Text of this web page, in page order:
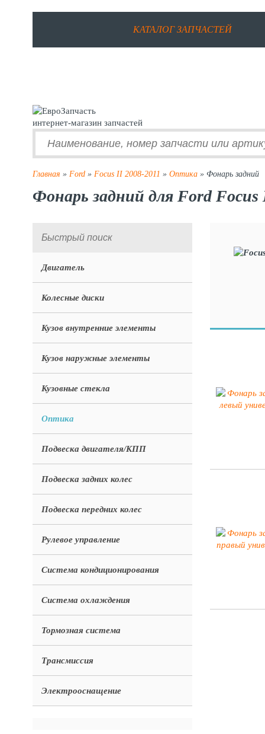
КАТАЛОГ ЗАПЧАСТЕЙ
интернет-магазин запчастей
Главная » Ford » Focus II 2008-2011 » Оптика » Фонарь задний
Фонарь задний для Ford Focus
Двигатель
Колесные диски
Кузов внутренние элементы
Кузов наружные элементы
Кузовные стекла
Оптика
Подвеска двигателя/КПП
Подвеска задних колес
Подвеска передних колес
Рулевое управление
Система кондиционирования
Система охлаждения
Тормозная система
Трансмиссия
Электрооснащение